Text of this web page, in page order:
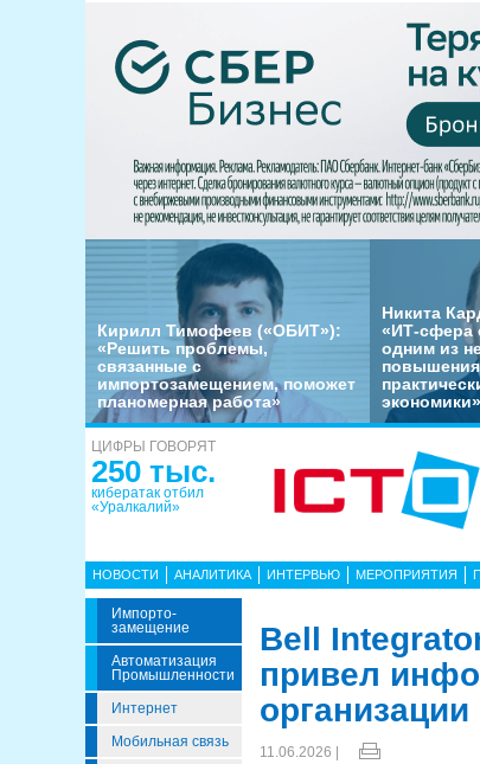
Кирилл Тимофеев («ОБИТ»):
«Решить проблемы,
связанные с
импортозамещением, поможет
планомерная работа»
Никита
«ИТ-сфера
одним из
экономики»
ЦИФРЫ ГОВОРЯТ
250 тыс.
кибератак отбил
«Уралкалий»
НОВОСТИ АНАЛИТИКА ИНТЕРВЬЮ МЕРОПРИЯТИЯ
Импорто­
Замещение
Автоматизация
Промышленности
Интернет
Мобильная связь
Bell
привел
11.06.2026 |